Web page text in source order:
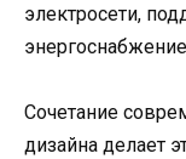
электросети,
Сочетание
дизайна делает